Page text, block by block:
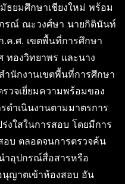
ธยมศึกษาเชียงใหม่ พร้อม
ภรณ์ ณะวงศ์ษา นายกิตินันท์
ค.ศ. เขตพื้นที่การศึกษา
ทองวิทยาพร และนาง
ำนักงานเขตพื้นที่การศึกษา
วจเยี่ยมความพร้อมของ
ำเนินงานตามมาตรการ
งใสในการสอบ โดยมีการ
อบ ตลอดจนการตรวจค้น
ำอุปกรณ์สื่อสารหรือ
ญาตเข้าห้องสอบ อัน